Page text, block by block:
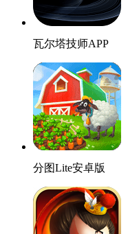
瓦尔塔技师APP
分图Lite安卓版